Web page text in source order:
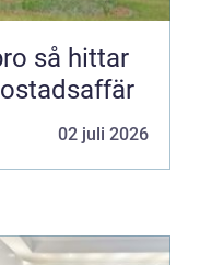
02 juli 2026